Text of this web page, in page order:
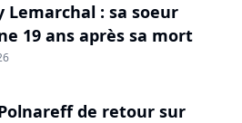
Lemarchal : sa soeur
19 ans après sa mort
de retour sur